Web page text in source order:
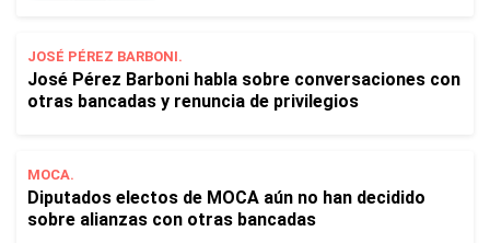
JOSÉ PÉREZ BARBONI.
José Pérez Barboni habla sobre conversaciones con
otras bancadas y renuncia de privilegios
MOCA.
Diputados electos de MOCA aún no han decidido
sobre alianzas con otras bancadas